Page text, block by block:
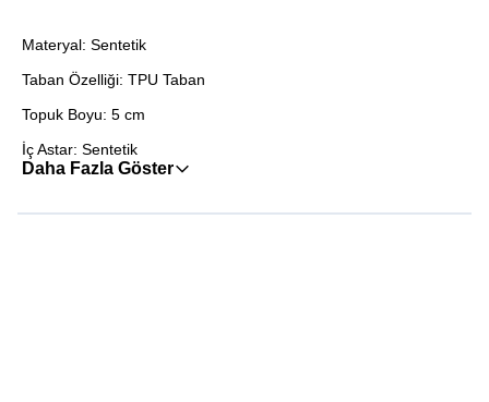
Materyal: Sentetik
Taban Özelliği: TPU Taban
Topuk Boyu: 5 cm
İç Astar: Sentetik
Daha Fazla Göster